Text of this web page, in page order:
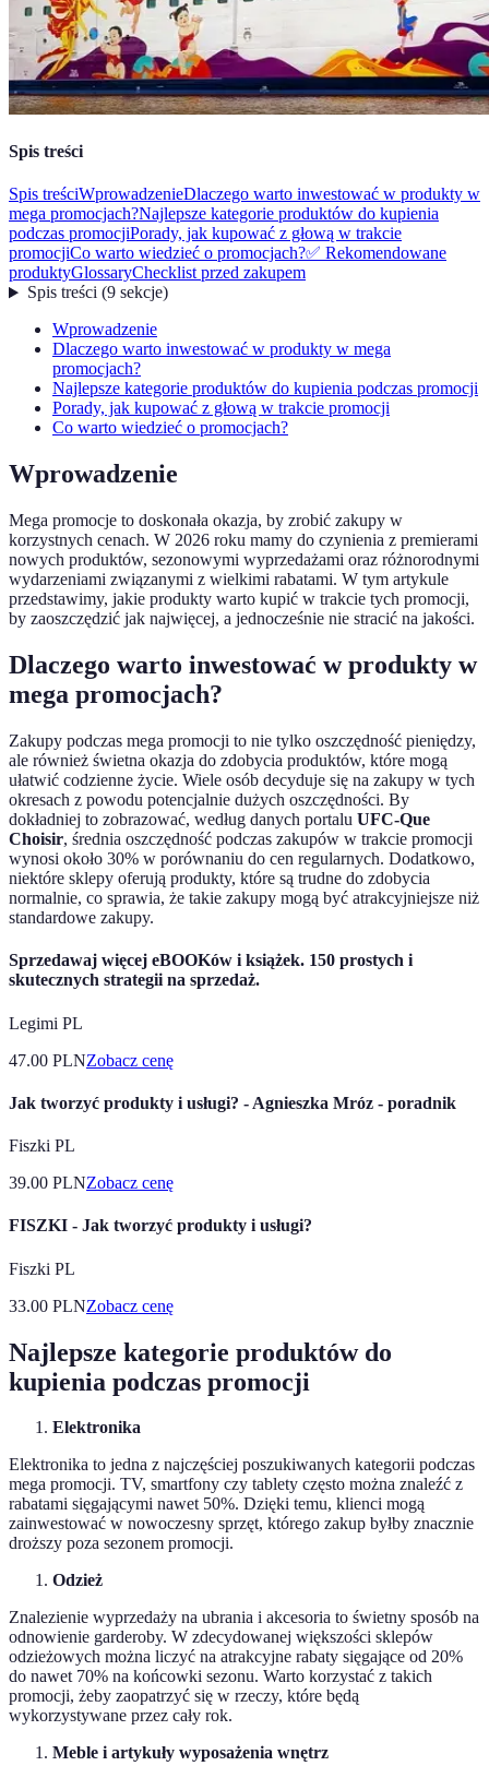
Spis treści
Spis treściWprowadzenieDlaczego warto inwestować w produkty w
mega promocjach?Najlepsze kategorie produktów do kupienia
podczas promocjiPorady, jak kupować z głową w trakcie
promocjiCo warto wiedzieć o promocjach?✅ Rekomendowane
produktyGlossaryChecklist przed zakupem
Spis treści(9 sekcje)
Wprowadzenie
Dlaczego warto inwestować w produkty w mega
promocjach?
Najlepsze kategorie produktów do kupienia podczas promocji
Porady, jak kupować z głową w trakcie promocji
Co warto wiedzieć o promocjach?
Wprowadzenie
Mega promocje to doskonała okazja, by zrobić zakupy w
korzystnych cenach. W 2026 roku mamy do czynienia z premierami
nowych produktów, sezonowymi wyprzedażami oraz różnorodnymi
wydarzeniami związanymi z wielkimi rabatami. W tym artykule
przedstawimy, jakie produkty warto kupić w trakcie tych promocji,
by zaoszczędzić jak najwięcej, a jednocześnie nie stracić na jakości.
Dlaczego warto inwestować w produkty w
mega promocjach?
Zakupy podczas mega promocji to nie tylko oszczędność pieniędzy,
ale również świetna okazja do zdobycia produktów, które mogą
ułatwić codzienne życie. Wiele osób decyduje się na zakupy w tych
okresach z powodu potencjalnie dużych oszczędności. By
dokładniej to zobrazować, według danych portalu UFC-Que
Choisir, średnia oszczędność podczas zakupów w trakcie promocji
wynosi około 30% w porównaniu do cen regularnych. Dodatkowo,
niektóre sklepy oferują produkty, które są trudne do zdobycia
normalnie, co sprawia, że takie zakupy mogą być atrakcyjniejsze niż
standardowe zakupy.
Sprzedawaj więcej eBOOKów i książek. 150 prostych i
skutecznych strategii na sprzedaż.
Legimi PL
47.00 PLNZobacz cenę
Jak tworzyć produkty i usługi? - Agnieszka Mróz - poradnik
Fiszki PL
39.00 PLNZobacz cenę
FISZKI - Jak tworzyć produkty i usługi?
Fiszki PL
33.00 PLNZobacz cenę
Najlepsze kategorie produktów do
kupienia podczas promocji
Elektronika
Elektronika to jedna z najczęściej poszukiwanych kategorii podczas
mega promocji. TV, smartfony czy tablety często można znaleźć z
rabatami sięgającymi nawet 50%. Dzięki temu, klienci mogą
zainwestować w nowoczesny sprzęt, którego zakup byłby znacznie
droższy poza sezonem promocji.
Odzież
Znalezienie wyprzedaży na ubrania i akcesoria to świetny sposób na
odnowienie garderoby. W zdecydowanej większości sklepów
odzieżowych można liczyć na atrakcyjne rabaty sięgające od 20%
do nawet 70% na końcowki sezonu. Warto korzystać z takich
promocji, żeby zaopatrzyć się w rzeczy, które będą
wykorzystywane przez cały rok.
Meble i artykuły wyposażenia wnętrz